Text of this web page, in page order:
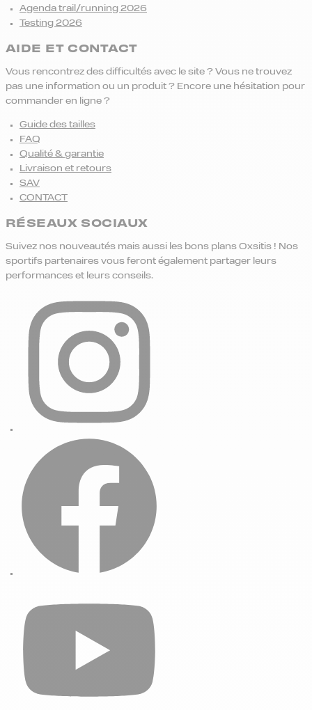
Agenda trail/running 2026
Testing 2026
AIDE ET CONTACT
Vous rencontrez des difficultés avec le site ? Vous ne trouvez
pas une information ou un produit ? Encore une hésitation pour
commander en ligne ?
Guide des tailles
FAQ
Qualité & garantie
Livraison et retours
SAV
CONTACT
RÉSEAUX SOCIAUX
Suivez nos nouveautés mais aussi les bons plans Oxsitis ! Nos
sportifs partenaires vous feront également partager leurs
performances et leurs conseils.